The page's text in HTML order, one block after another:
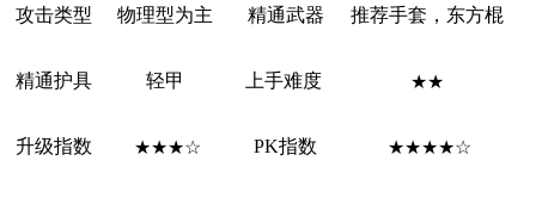
攻击类型 物理型为主 精通武器 推荐手套，东方棍
精通护具 轻甲 上手难度 ★★
升级指数 ★★★☆ PK指数 ★★★★☆